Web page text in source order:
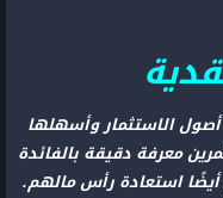
الاستثمار وأسهلها
معرفة دقيقة بالفائدة
استعادة رأس مالهم.